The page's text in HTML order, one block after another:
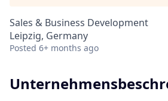
Sales & Business Development
Leipzig, Germany
Posted 6+ months ago